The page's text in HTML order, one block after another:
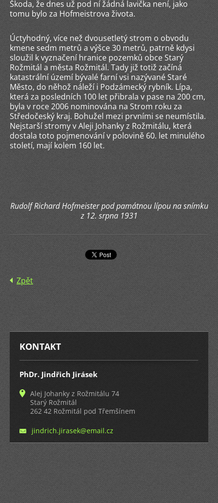
Škoda, že dnes už pod ní žádná lavička není, jako
tomu bylo za Hofmeistrova života.
Úctyhodný, více než dvousetletý strom o obvodu
kmene sedm metrů a výšce 30 metrů, patrně kdysi
sloužil k vyznačení hranice pozemků obce Starý
Rožmitál a města Rožmitál. Tady již totiž začíná
katastrální území bývalé farní vsi nazývané Staré
Město, do něhož náleží i Podzámecký rybník. Lípa,
která za posledních 100 let přibrala v pase na 200 cm,
byla v roce 2006 nominována na Strom roku za
Středočeský kraj. Bohužel mezi prvními se neumístila.
Nejstarší stromy v Aleji Johanky z Rožmitálu, která
dostala toto pojmenování v polovině 60. let minulého
století, mají kolem 160 let.
Rudolf Richard Hofmeister pod památnou lípou na snímku
z 12. srpna 1931
Zpět
KONTAKT
PhDr. Jindřich Jirásek
Alej Johanky z Rožmitálu 74
Starý Rožmitál
262 42 Rožmitál pod Třemšínem
jindrich.jirasek@email.cz